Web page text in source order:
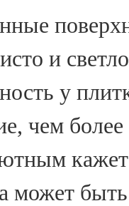
и
у
чем
может